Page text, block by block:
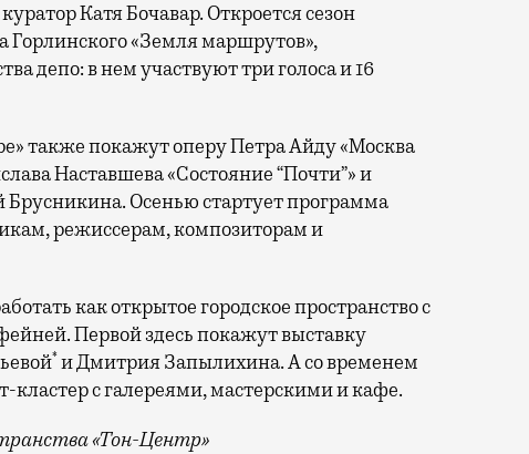
Катя Бочавар. Откроется сезон
«Земля маршрутов»,
депо: в нем участвуют три голоса и 16
также покажут оперу Петра Айду «Москва
Наставшева «Состояние “Почти”» и
Брусникина. Осенью стартует программа
режиссерам, композиторам и
как открытое городское пространство с
Первой здесь покажут выставку
*и Дмитрия Запылихина. А со временем
кластер с галереями, мастерскими и кафе.
«Тон-Центр»